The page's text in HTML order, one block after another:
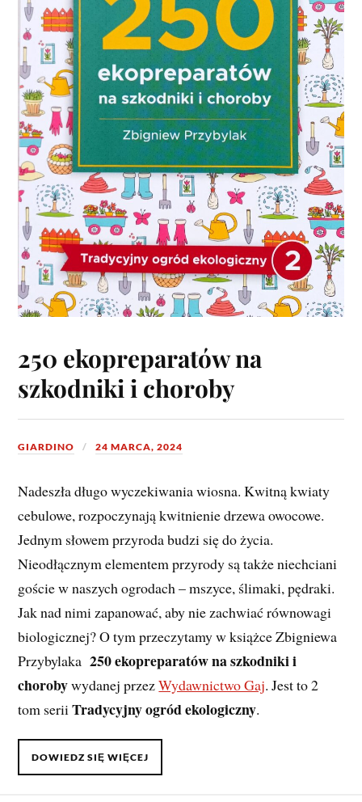
250 ekopreparatów na
szkodniki i choroby
GIARDINO 24 MARCA, 2024
Nadeszła długo wyczekiwania wiosna. Kwitną kwiaty
cebulowe, rozpoczynają kwitnienie drzewa owocowe.
Jednym słowem przyroda budzi się do życia.
Nieodłącznym elementem przyrody są także niechciani
goście w naszych ogrodach – mszyce, ślimaki, pędraki.
Jak nad nimi zapanować, aby nie zachwiać równowagi
biologicznej? O tym przeczytamy w książce Zbigniewa
Przybylaka250 ekopreparatów na szkodniki i
chorobywydanej przezWydawnictwo Gaj. Jest to 2
tom seriiTradycyjny ogród ekologiczny.
DOWIEDZ SIĘ WIĘCEJ